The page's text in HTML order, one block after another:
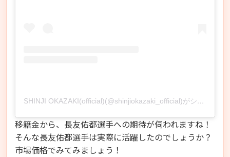
SHINJI OKAZAKI(official)(@shinjiokazaki_official)がシェアした投稿
移籍金から、長友佑都選手への期待が伺われますね！
そんな長友佑都選手は実際に活躍したのでしょうか？
市場価格でみてみましょう！